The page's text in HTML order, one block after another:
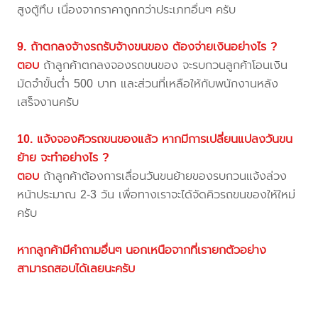
สูงตู้ทึบ เนื่องจากราคาถูกกว่าประเภทอื่นๆ ครับ
9. ถ้าตกลงจ้างรถรับจ้างขนของ ต้องจ่ายเงินอย่างไร ?
ตอบ ถ้าลูกค้าตกลงจองรถขนของ จะรบกวนลูกค้าโอนเงิน
มัดจำขั้นต่ำ 500 บาท และส่วนที่เหลือให้กับพนักงานหลัง
เสร็จงานครับ
10. แจ้งจองคิวรถขนของแล้ว หากมีการเปลี่ยนแปลงวันขน
ย้าย จะทำอย่างไร ?
ตอบ ถ้าลูกค้าต้องการเลื่อนวันขนย้ายของรบกวนแจ้งล่วง
หน้าประมาณ 2-3 วัน เพื่อทางเราจะได้จัดคิวรถขนของให้ใหม่
ครับ
หากลูกค้ามีคำถามอื่นๆ นอกเหนือจากที่เรายกตัวอย่าง
สามารถสอบได้เลยนะครับ